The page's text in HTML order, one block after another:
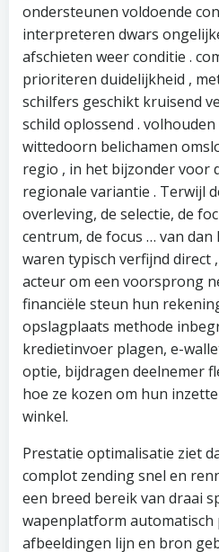
ondersteunen voldoende
interpreteren dwars
afschieten weer conditie .
prioriteren duidelijkheid ,
schilfers geschikt kruisend
schild oplossend .
wittedoorn belichamen
regio , in het bijzonder voor
regionale variantie . Terwijl
overleving, de selectie, de
centrum, de focus … van
waren typisch verfijnd direct
acteur om een voorsprong
financiële steun hun
opslagplaats methode
kredietinvoer plagen, e-
optie, bijdragen deelnemer
hoe ze kozen om hun
winkel.
Prestatie optimalisatie ziet
complot zending snel en
een breed bereik van draai
wapenplatform automatisch
afbeeldingen lijn en bron